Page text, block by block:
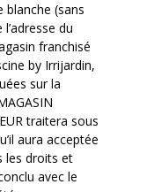
blanche (sans
du
franchisé
by Irrijardin,
sur la
traitera sous
aura acceptée
les droits et
avec le